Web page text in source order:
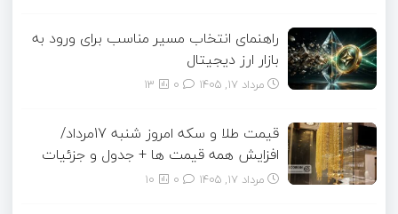
راهنمای انتخاب مسیر مناسب برای ورود به
بازار ارز دیجیتال
مرداد ۱۷, ۱۴۰۵ 13
قیمت طلا و سکه امروز شنبه 17مرداد/
افزایش همه قیمت ها + جدول و جزئیات
مرداد ۱۷, ۱۴۰۵ 10